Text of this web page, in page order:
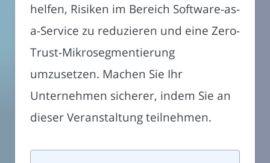
helfen, Risiken im Bereich Software-as-
a-Service zu reduzieren und eine Zero-
Trust-Mikrosegmentierung
umzusetzen. Machen Sie Ihr
Unternehmen sicherer, indem Sie an
dieser Veranstaltung teilnehmen.